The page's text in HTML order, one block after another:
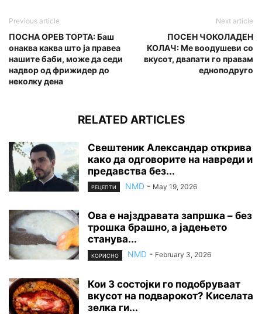
Previous article
ПОСНА ОРЕВ ТОРТА: Баш
онаква каква што ја правеа
нашите баби, може да седи
надвор од фрижидер до
неколку дена
Next article
ПОСЕН ЧОКОЛАДЕН
КОЛАЧ: Mе воодушеви со
вкусот, двапати го правам
едноподруго
RELATED ARTICLES
Свештеник Александар открива
како да одговорите на навреди и
предавства без...
РЕЦЕПТИ NMD - May 19, 2026
Ова е најздравата запршка – без
трошка брашно, а јадењето
станува...
КОРИСНО NMD - February 3, 2026
Кои 3 состојки го подобруваат
вкусот на подварокот? Киселата
зелка ги...